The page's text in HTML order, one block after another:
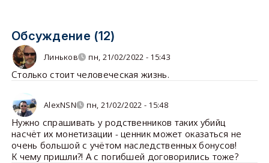
Обсуждение (12)
Линьков пн, 21/02/2022 - 15:43
Столько стоит человеческая жизнь.
AlexNSN пн, 21/02/2022 - 15:48
Нужно спрашивать у родственников таких убийц
насчёт их монетизации - ценник может оказаться не
очень большой с учётом наследственных бонусов!
К чему пришли?! А с погибшей договорились тоже?